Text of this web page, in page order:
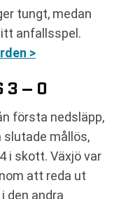
tungt, medan
anfallsspel.
>
3 – 0
första nedsläpp,
slutade mållös,
i skott. Växjö var
att reda ut
den andra